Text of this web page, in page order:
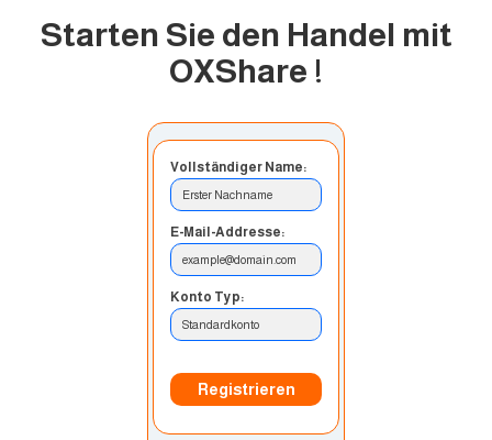
Starten Sie den Handel mit
OXShare !
Vollständiger Name:
Erster Nachname
E-Mail-Addresse:
example@domain.com
Konto Typ:
Standardkonto
Registrieren